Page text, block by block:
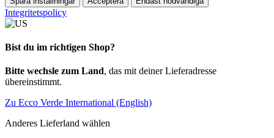
Integritetspolicy
Bist du im richtigen Shop?
Bitte wechsle zum Land, das mit deiner Lieferadresse
übereinstimmt.
Zu Ecco Verde International (English)
Anderes Lieferland wählen